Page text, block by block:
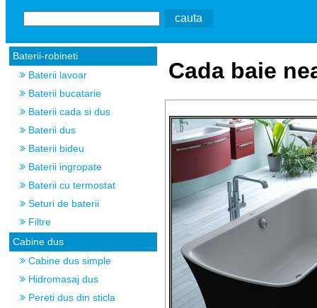
Baterii-robineti
Baterii lavoar
Baterii bucatarie
Baterii cada si dus
Baterii dus
Baterii bideu
Baterii ingropate
Baterii cu termostat
Seturi de baterii
Filtre
Cabine dus
Cabine dus simple
Hidromasaj dus
Pereti dus din sticla
Cada baie